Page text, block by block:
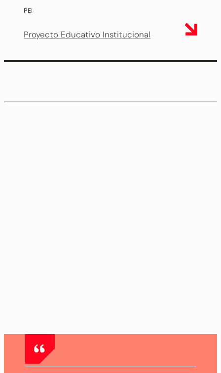
PEI
Proyecto Educativo Institucional